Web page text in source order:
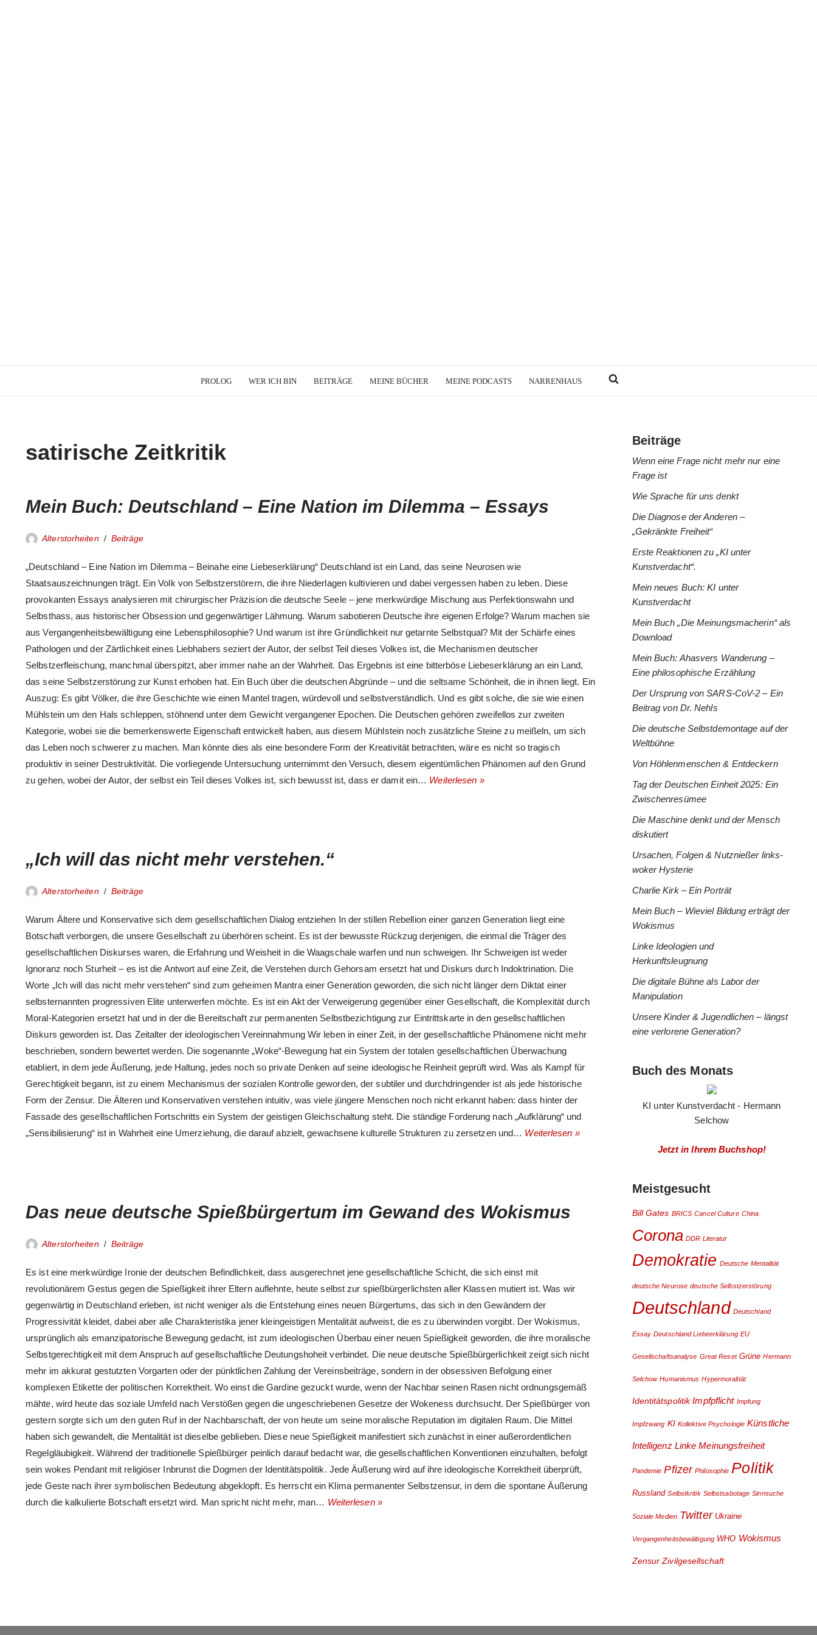
PROLOG WER ICH BIN BEITRÄGE MEINE BÜCHER MEINE PODCASTS NARRENHAUS
satirische Zeitkritik
Mein Buch: Deutschland – Eine Nation im Dilemma – Essays
Alterstorheiten Beiträge
„Deutschland – Eine Nation im Dilemma – Beinahe eine Liebeserklärung“ Deutschland ist ein Land, das seine Neurosen wie
Staatsauszeichnungen trägt. Ein Volk von Selbstzerstörern, die ihre Niederlagen kultivieren und dabei vergessen haben zu leben. Diese
provokanten Essays analysieren mit chirurgischer Präzision die deutsche Seele – jene merkwürdige Mischung aus Perfektionswahn und
Selbsthass, aus historischer Obsession und gegenwärtiger Lähmung. Warum sabotieren Deutsche ihre eigenen Erfolge? Warum machen sie
aus Vergangenheitsbewältigung eine Lebensphilosophie? Und warum ist ihre Gründlichkeit nur getarnte Selbstqual? Mit der Schärfe eines
Pathologen und der Zärtlichkeit eines Liebhabers seziert der Autor, der selbst Teil dieses Volkes ist, die Mechanismen deutscher
Selbstzerfleischung, manchmal überspitzt, aber immer nahe an der Wahrheit. Das Ergebnis ist eine bitterböse Liebeserklärung an ein Land,
das seine Selbstzerstörung zur Kunst erhoben hat. Ein Buch über die deutschen Abgründe – und die seltsame Schönheit, die in ihnen liegt. Ein
Auszug: Es gibt Völker, die ihre Geschichte wie einen Mantel tragen, würdevoll und selbstverständlich. Und es gibt solche, die sie wie einen
Mühlstein um den Hals schleppen, stöhnend unter dem Gewicht vergangener Epochen. Die Deutschen gehören zweifellos zur zweiten
Kategorie, wobei sie die bemerkenswerte Eigenschaft entwickelt haben, aus diesem Mühlstein noch zusätzliche Steine zu meißeln, um sich
das Leben noch schwerer zu machen. Man könnte dies als eine besondere Form der Kreativität betrachten, wäre es nicht so tragisch
produktiv in seiner Destruktivität. Die vorliegende Untersuchung unternimmt den Versuch, diesem eigentümlichen Phänomen auf den Grund
zu gehen, wobei der Autor, der selbst ein Teil dieses Volkes ist, sich bewusst ist, dass er damit ein… Weiterlesen »
„Ich will das nicht mehr verstehen.“
Alterstorheiten Beiträge
Warum Ältere und Konservative sich dem gesellschaftlichen Dialog entziehen In der stillen Rebellion einer ganzen Generation liegt eine
Botschaft verborgen, die unsere Gesellschaft zu überhören scheint. Es ist der bewusste Rückzug derjenigen, die einmal die Träger des
gesellschaftlichen Diskurses waren, die Erfahrung und Weisheit in die Waagschale warfen und nun schweigen. Ihr Schweigen ist weder
Ignoranz noch Sturheit – es ist die Antwort auf eine Zeit, die Verstehen durch Gehorsam ersetzt hat und Diskurs durch Indoktrination. Die
Worte „Ich will das nicht mehr verstehen“ sind zum geheimen Mantra einer Generation geworden, die sich nicht länger dem Diktat einer
selbsternannten progressiven Elite unterwerfen möchte. Es ist ein Akt der Verweigerung gegenüber einer Gesellschaft, die Komplexität durch
Moral-Kategorien ersetzt hat und in der die Bereitschaft zur permanenten Selbstbezichtigung zur Eintrittskarte in den gesellschaftlichen
Diskurs geworden ist. Das Zeitalter der ideologischen Vereinnahmung Wir leben in einer Zeit, in der gesellschaftliche Phänomene nicht mehr
beschrieben, sondern bewertet werden. Die sogenannte „Woke“-Bewegung hat ein System der totalen gesellschaftlichen Überwachung
etabliert, in dem jede Äußerung, jede Haltung, jedes noch so private Denken auf seine ideologische Reinheit geprüft wird. Was als Kampf für
Gerechtigkeit begann, ist zu einem Mechanismus der sozialen Kontrolle geworden, der subtiler und durchdringender ist als jede historische
Form der Zensur. Die Älteren und Konservativen verstehen intuitiv, was viele jüngere Menschen noch nicht erkannt haben: dass hinter der
Fassade des gesellschaftlichen Fortschritts ein System der geistigen Gleichschaltung steht. Die ständige Forderung nach „Aufklärung“ und
„Sensibilisierung“ ist in Wahrheit eine Umerziehung, die darauf abzielt, gewachsene kulturelle Strukturen zu zersetzen und… Weiterlesen »
Das neue deutsche Spießbürgertum im Gewand des Wokismus
Alterstorheiten Beiträge
Es ist eine merkwürdige Ironie der deutschen Befindlichkeit, dass ausgerechnet jene gesellschaftliche Schicht, die sich einst mit
revolutionärem Gestus gegen die Spießigkeit ihrer Eltern auflehnte, heute selbst zur spießbürgerlichsten aller Klassen mutiert ist. Was wir
gegenwärtig in Deutschland erleben, ist nicht weniger als die Entstehung eines neuen Bürgertums, das sich in den Gewändern der
Progressivität kleidet, dabei aber alle Charakteristika jener kleingeistigen Mentalität aufweist, die es zu überwinden vorgibt. Der Wokismus,
ursprünglich als emanzipatorische Bewegung gedacht, ist zum ideologischen Überbau einer neuen Spießigkeit geworden, die ihre moralische
Selbstgerechtigkeit mit dem Anspruch auf gesellschaftliche Deutungshoheit verbindet. Die neue deutsche Spießbürgerlichkeit zeigt sich nicht
mehr im akkurat gestutzten Vorgarten oder der pünktlichen Zahlung der Vereinsbeiträge, sondern in der obsessiven Befolgung einer
komplexen Etikette der politischen Korrektheit. Wo einst die Gardine gezuckt wurde, wenn der Nachbar seinen Rasen nicht ordnungsgemäß
mähte, wird heute das soziale Umfeld nach Verstößen gegen die ungeschriebenen Gesetze der Wokeness durchsucht. Der Spießbürger von
gestern sorgte sich um den guten Ruf in der Nachbarschaft, der von heute um seine moralische Reputation im digitalen Raum. Die Mittel
haben sich gewandelt, die Mentalität ist dieselbe geblieben. Diese neue Spießigkeit manifestiert sich zunächst in einer außerordentlichen
Regelgläubigkeit. Während der traditionelle Spießbürger peinlich darauf bedacht war, die gesellschaftlichen Konventionen einzuhalten, befolgt
sein wokes Pendant mit religiöser Inbrunst die Dogmen der Identitätspolitik. Jede Äußerung wird auf ihre ideologische Korrektheit überprüft,
jede Geste nach ihrer symbolischen Bedeutung abgeklopft. Es herrscht ein Klima permanenter Selbstzensur, in dem die spontane Äußerung
durch die kalkulierte Botschaft ersetzt wird. Man spricht nicht mehr, man… Weiterlesen »
Beiträge
Wenn eine Frage nicht mehr nur eine
Frage ist
Wie Sprache für uns denkt
Die Diagnose der Anderen –
„Gekränkte Freiheit“
Erste Reaktionen zu „KI unter
Kunstverdacht“.
Mein neues Buch: KI unter
Kunstverdacht
Mein Buch „Die Meinungsmacherin“ als
Download
Mein Buch: Ahasvers Wanderung –
Eine philosophische Erzählung
Der Ursprung von SARS-CoV-2 – Ein
Beitrag von Dr. Nehls
Die deutsche Selbstdemontage auf der
Weltbühne
Von Höhlenmenschen & Entdeckern
Tag der Deutschen Einheit 2025: Ein
Zwischenresümee
Die Maschine denkt und der Mensch
diskutiert
Ursachen, Folgen & Nutznießer links-
woker Hysterie
Charlie Kirk – Ein Porträt
Mein Buch – Wieviel Bildung erträgt der
Wokismus
Linke Ideologien und
Herkunftsleugnung
Die digitale Bühne als Labor der
Manipulation
Unsere Kinder & Jugendlichen – längst
eine verlorene Generation?
Buch des Monats
KI unter Kunstverdacht - Hermann
Selchow
Jetzt in Ihrem Buchshop!
Meistgesucht
Bill Gates BRICS Cancel Culture China
Corona DDR Literatur
Demokratie Deutsche Mentalität
deutsche Neurose deutsche Selbstzerstörung
Deutschland Deutschland
Essay Deutschland Liebeerklärung EU
Gesellschaftsanalyse Great Reset Grüne Hermann
Selchow Humanismus Hypermoralität
Identitätspolitik Impfpflicht Impfung
Impfzwang KI Kollektive Psychologie Künstliche
Intelligenz Linke Meinungsfreiheit
Pandemie Pfizer Philosophie Politik
Russland Selbstkritik Selbstsabotage Sinnsuche
Soziale Medien Twitter Ukraine
Vergangenheitsbewältigung WHO Wokismus
Zensur Zivilgesellschaft